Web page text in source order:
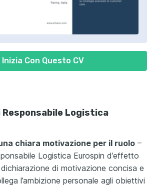
Inizia Con Questo CV
Logistica
chiara motivazione per il ruolo –
Logistica Eurospin d’effetto
di motivazione concisa e
l’ambizione personale agli obiettivi